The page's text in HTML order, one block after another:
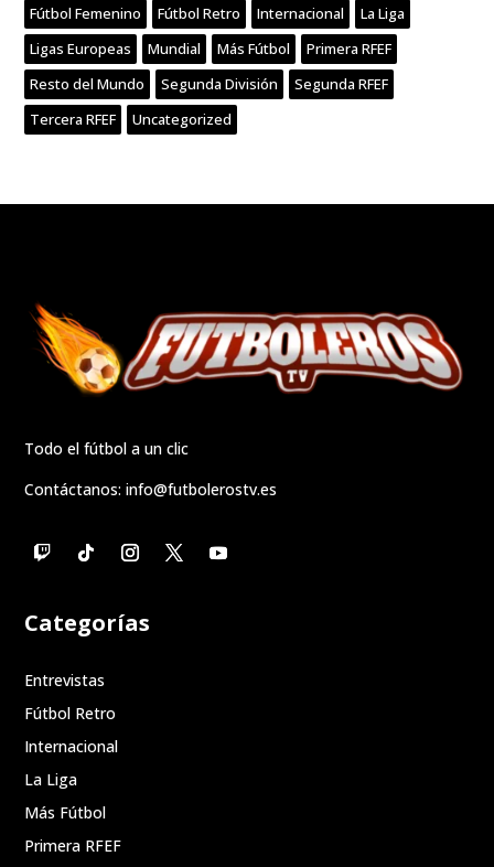
Fútbol Femenino
Fútbol Retro Internacional
La Liga
Ligas Europeas
Mundial Más Fútbol
Primera RFEF
Resto del Mundo
Segunda División
Segunda RFEF
Tercera RFEF
Uncategorized
Todo el fútbol a un clic
Contáctanos:info@futbolerostv.es
Categorías
Entrevistas
Fútbol Retro
Internacional
La Liga
Más Fútbol
Primera RFEF